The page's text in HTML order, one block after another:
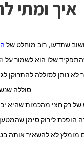
איך ומתי
שתדעו, רוב מוחלט של
לא נותן לסוללה
סוללה
רק חצי מהכמות שהיא
הופכת לירוק סימן
בטעינה של 100% אלה בטעינה של